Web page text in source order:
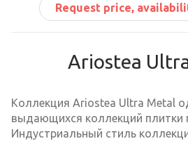
Request price,
Ariostea
Коллекция Ariostea Ultra Metal
выдающихся коллекций плитки
Индустриальный стиль